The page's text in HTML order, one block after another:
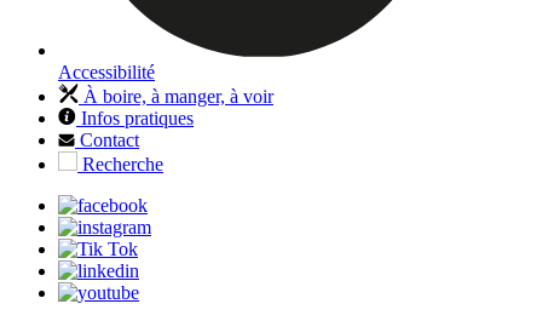
Accessibilité
À boire, à manger, à voir
Infos pratiques
Contact
Recherche